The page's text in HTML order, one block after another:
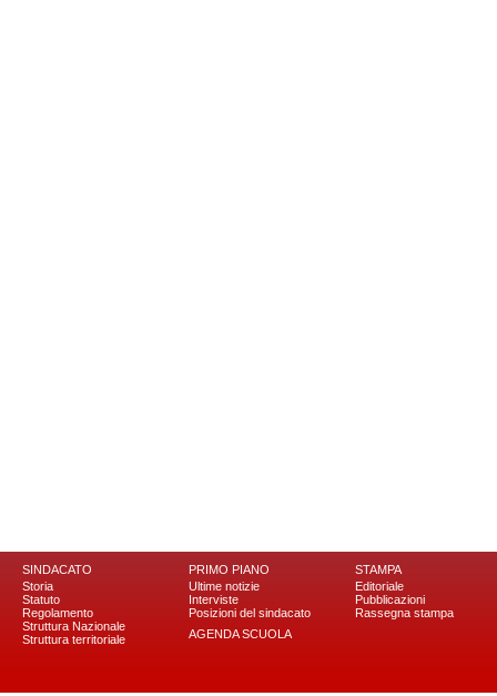
SINDACATO
Storia
Statuto
Regolamento
Struttura Nazionale
Struttura territoriale
PRIMO PIANO
Ultime notizie
Interviste
Posizioni del sindacato
AGENDA SCUOLA
STAMPA
Editoriale
Pubblicazioni
Rassegna stampa